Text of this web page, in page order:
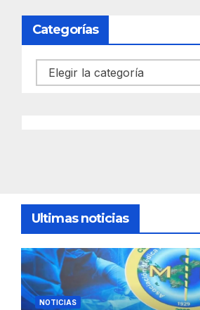
Categorías
Categorías
Ultimas noticias
NOTICIAS